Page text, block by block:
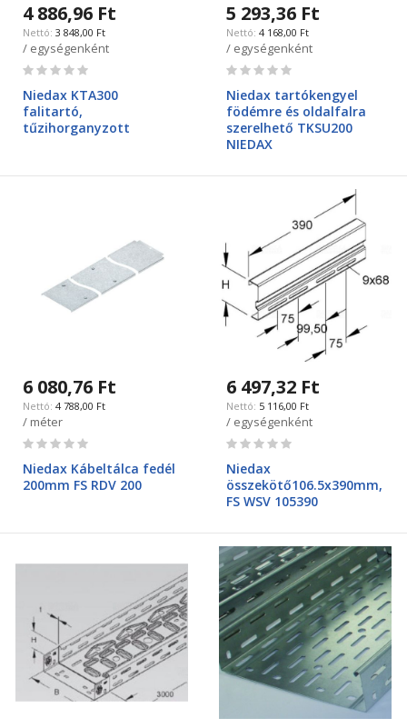
4 886,96 Ft
3 848,00 Ft
/ egységenként
Rating:
Niedax KTA300
falitartó,
tűzihorganyzott
5 293,36 Ft
4 168,00 Ft
/ egységenként
Rating:
Niedax tartókengyel
födémre és oldalfalra
szerelhető TKSU200
NIEDAX
6 080,76 Ft
4 788,00 Ft
/ méter
Rating:
Niedax Kábeltálca fedél
200mm FS RDV 200
6 497,32 Ft
5 116,00 Ft
/ egységenként
Rating:
Niedax
összekötő106.5x390mm,
FS WSV 105390